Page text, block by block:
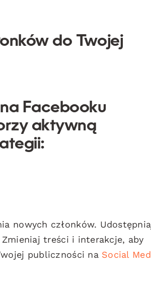
do Twojej
Facebooku
aktywną
nowych członków.
treści i interakcje, aby
publiczności na Social